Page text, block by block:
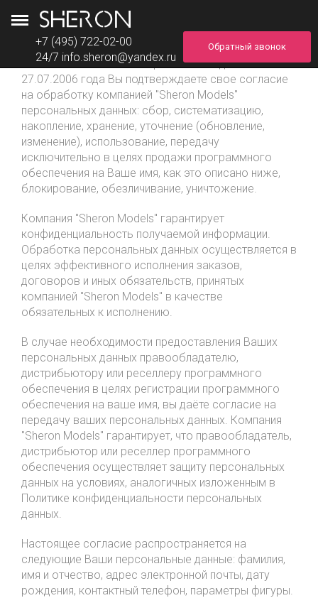
Обратный звонок
+7 (495) 722-02-00
24/7 info.sheron@yandex.ru
Настоящим в соответствии с Федеральным
законом № 152-ФЗ «О персональных данных» от
27.07.2006 года Вы подтверждаете свое согласие
на обработку компанией "Sheron Models"
персональных данных: сбор, систематизацию,
накопление, хранение, уточнение (обновление,
изменение), использование, передачу
исключительно в целях продажи программного
обеспечения на Ваше имя, как это описано ниже,
блокирование, обезличивание, уничтожение.
Компания "Sheron Models" гарантирует
конфиденциальность получаемой информации.
Обработка персональных данных осуществляется в
целях эффективного исполнения заказов,
договоров и иных обязательств, принятых
компанией "Sheron Models" в качестве
обязательных к исполнению.
В случае необходимости предоставления Ваших
персональных данных правообладателю,
дистрибьютору или реселлеру программного
обеспечения в целях регистрации программного
обеспечения на ваше имя, вы даёте согласие на
передачу ваших персональных данных. Компания
"Sheron Models" гарантирует, что правообладатель,
дистрибьютор или реселлер программного
обеспечения осуществляет защиту персональных
данных на условиях, аналогичных изложенным в
Политике конфиденциальности персональных
данных.
Настоящее согласие распространяется на
следующие Ваши персональные данные: фамилия,
имя и отчество, адрес электронной почты, дату
рождения, контактный телефон, параметры фигуры.